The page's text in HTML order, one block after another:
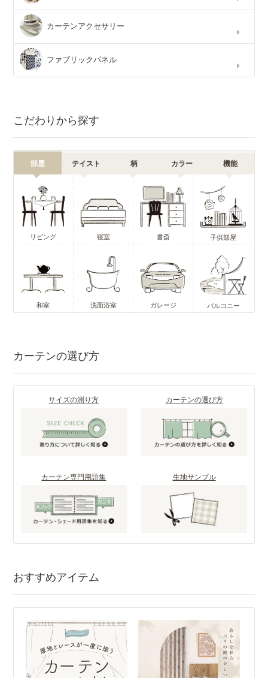
カーテンアクセサリー
ファブリックパネル
こだわりから探す
部屋 テイスト 柄 カラー 機能
リビング 寝室 書斎 子供部屋
和室 洗面浴室 ガレージ バルコニー
カーテンの選び方
サイズの測り方 カーテンの選び方
カーテン専門用語集 生地サンプル
おすすめアイテム